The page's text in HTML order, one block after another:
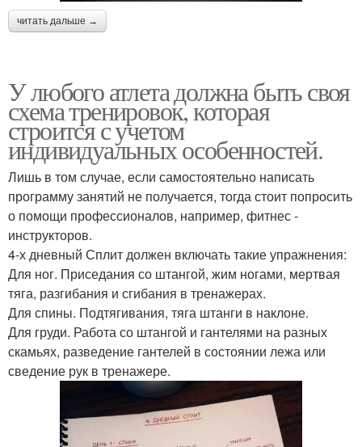
читать дальше →
У любого атлета должна быть своя
схема тренировок, которая
строится с учетом
индивидуальных особенностей.
Лишь в том случае, если самостоятельно написать
программу занятий не получается, тогда стоит попросить
о помощи профессионалов, например, фитнес -
инструкторов.
4-х дневный Сплит должен включать такие упражнения:
Для ног. Приседания со штангой, жим ногами, мертвая
тяга, разгибания и сгибания в тренажерах.
Для спины. Подтягивания, тяга штанги в наклоне.
Для груди. Работа со штангой и гантелями на разных
скамьях, разведение гантелей в состоянии лежа или
сведение рук в тренажере.